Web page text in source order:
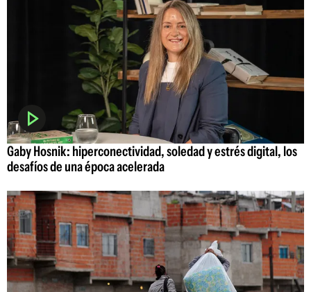
Gaby Hosnik: hiperconectividad, soledad y estrés digital, los
desafíos de una época acelerada